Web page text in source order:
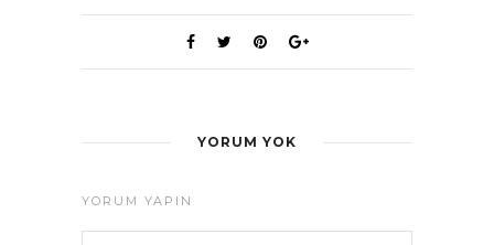
YORUM YOK
YORUM YAPIN